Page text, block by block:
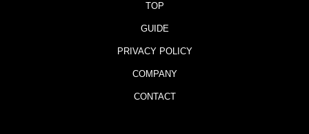
TOP
GUIDE
PRIVACY POLICY
COMPANY
CONTACT